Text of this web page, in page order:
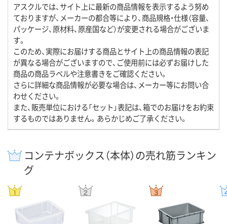
アスクルでは、サイト上に最新の商品情報を表示するよう努め
ておりますが、メーカーの都合等により、商品規格・仕様（容量、
パッケージ、原材料、原産国など）が変更される場合がございま
す。
このため、実際にお届けする商品とサイト上の商品情報の表記
が異なる場合がございますので、ご使用前には必ずお届けした
商品の商品ラベルや注意書きをご確認ください。
さらに詳細な商品情報が必要な場合は、メーカー等にお問い合
わせください。
また、販売単位における「セット」表記は、箱でのお届けをお約束
するものではありません。あらかじめご了承ください。
コンテナボックス（本体）の売れ筋ランキン
グ